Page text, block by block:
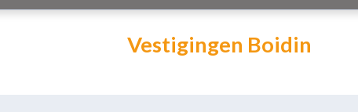
Vestigingen Boidin